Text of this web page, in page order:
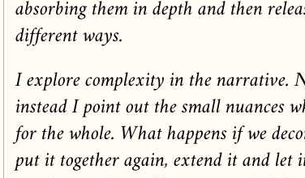
absorbing them in depth and then
different ways.
I explore complexity in the narrative.
instead I point out the small nuances
for the whole. What happens if we
put it together again, extend it and let